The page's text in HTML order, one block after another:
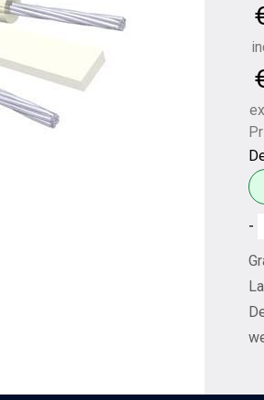
Van
den
Hul
The
-